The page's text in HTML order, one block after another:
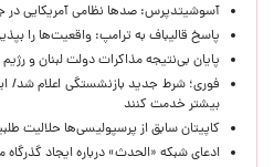
آسوشیتدپرس: صدها نظامی آمریکایی در
پاسخ قالیباف به ترامپ: واقعیت‌ها را
پایان بی‌نتیجه مذاکرات دولت لبنان و
بیشتر خدمت کنند
کاپیتان سابق از پرسپولیسی‌ها حلالیت
ادعای شبکه «الحدث» درباره ایجاد